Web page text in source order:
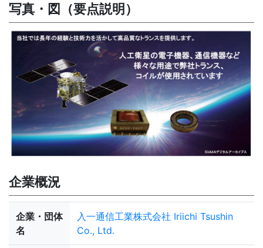
写真・図（要点説明）
企業概況
企業・団体
名
入一通信工業株式会社 Iriichi Tsushin
Co., Ltd.